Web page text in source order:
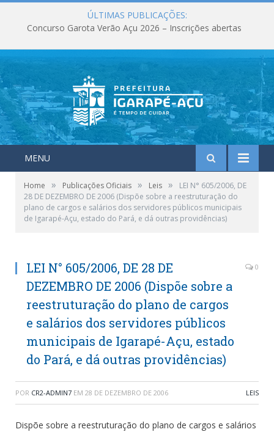
ÚLTIMAS PUBLICAÇÕES:
Concurso Garota Verão Açu 2026 – Inscrições abertas
MENU
Home » Publicações Oficiais » Leis »
LEI N° 605/2006, DE
28 DE DEZEMBRO DE 2006 (Dispõe sobre a reestruturação do
plano de cargos e salários dos servidores públicos municipais
de Igarapé-Açu, estado do Pará, e dá outras providências)
LEI N° 605/2006, DE 28 DE
DEZEMBRO DE 2006 (Dispõe sobre a
reestruturação do plano de cargos
e salários dos servidores públicos
municipais de Igarapé-Açu, estado
do Pará, e dá outras providências)
0
POR CR2-ADMIN7 EM 28 DE DEZEMBRO DE 2006 LEIS
Dispõe sobre a reestruturação do plano de cargos e salários